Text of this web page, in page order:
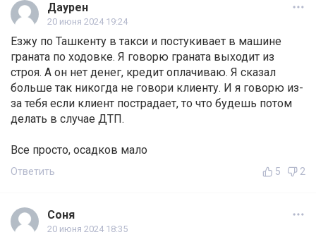
Даурен
20 июня 2024 19:24
Езжу по Ташкенту в такси и постукивает в машине
граната по ходовке. Я говорю граната выходит из
строя. А он нет денег, кредит оплачиваю. Я сказал
больше так никогда не говори клиенту. И я говорю из-
за тебя если клиент пострадает, то что будешь потом
делать в случае ДТП.
Все просто, осадков мало
Ответить 5 2
Соня
20 июня 2024 18:35